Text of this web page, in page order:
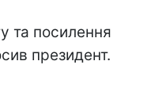
та посилення
президент.